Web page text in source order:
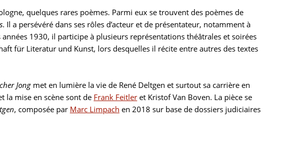
quelques rares poèmes. Parmi eux se trouvent des poèmes de
. Il a persévéré dans ses rôles d’acteur et de présentateur, notamment à
1930, il participe à plusieurs représentations théâtrales et soirées
für Literatur und Kunst, lors desquelles il récite entre autres des textes
Jong met en lumière la vie de René Deltgen et surtout sa carrière en
la mise en scène sont de Frank Feitler et Kristof Van Boven. La pièce se
, composée par Marc Limpach en 2018 sur base de dossiers judiciaires